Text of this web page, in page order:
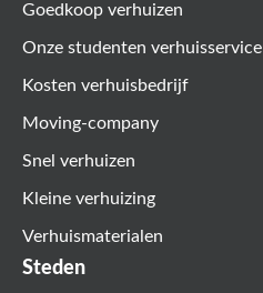
Goedkoop verhuizen
Onze studenten verhuisservice
Kosten verhuisbedrijf
Moving-company
Snel verhuizen
Kleine verhuizing
Verhuismaterialen
Steden